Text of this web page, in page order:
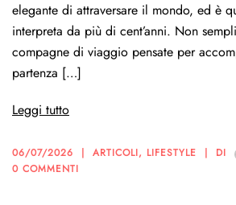
elegante di attraversare il mondo, ed è
interpreta da più di cent’anni. Non
compagne di viaggio pensate per
partenza […]
Leggi tutto
06/07/2026 ARTICOLI, LIFESTYLE DI
0 COMMENTI